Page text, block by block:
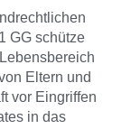
GG schütze
Eltern und
vor Eingriffen
in das